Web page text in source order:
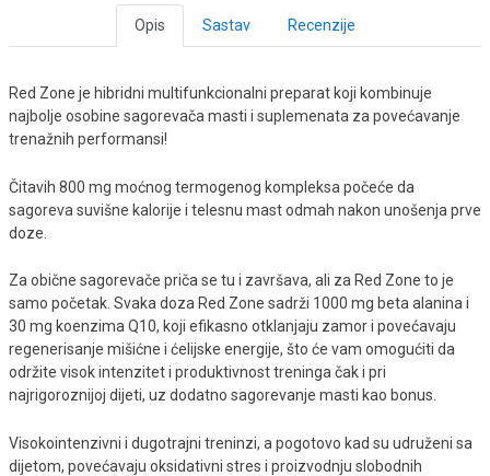
Opis Sastav Recenzije
Red Zone je hibridni multifunkcionalni preparat koji kombinuje
najbolje osobine sagorevača masti i suplemenata za povećavanje
trenažnih performansi!
Čitavih 800 mg moćnog termogenog kompleksa počeće da
sagoreva suvišne kalorije i telesnu mast odmah nakon unošenja prve
doze.
Za obične sagorevače priča se tu i završava, ali za Red Zone to je
samo početak. Svaka doza Red Zone sadrži 1000 mg beta alanina i
30 mg koenzima Q10, koji efikasno otklanjaju zamor i povećavaju
regenerisanje mišićne i ćelijske energije, što će vam omogućiti da
održite visok intenzitet i produktivnost treninga čak i pri
najrigoroznijoj dijeti, uz dodatno sagorevanje masti kao bonus.
Visokointenzivni i dugotrajni treninzi, a pogotovo kad su udruženi sa
dijetom, povećavaju oksidativni stres i proizvodnju slobodnih